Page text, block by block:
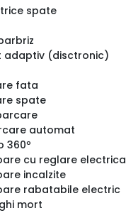
spate
(disctronic)
fata
spate
automat
360º
cu reglare electrica
incalzite
rabatabile electric
mort